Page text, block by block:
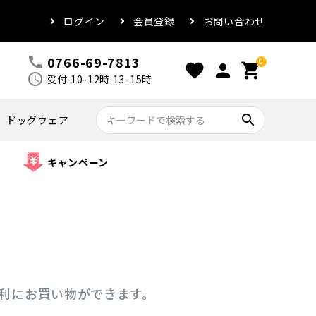
ログイン 会員登録 お問い合わせ
call 0766-69-7813
schedule 受付 10-12時 13-15時 favorite person 0
shopping_cart
ドッグウェア search
キャンペーン
お買い物ができます。